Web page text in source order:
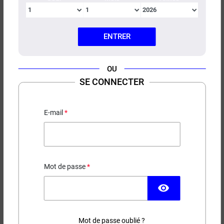
ENTRER
OU
SE CONNECTER
E-mail
Mot de passe
visibility
Mot de passe oublié ?
POD KIWI GO + MINI KIWI
7,00 €
EN STOCK
Taux de nicotine